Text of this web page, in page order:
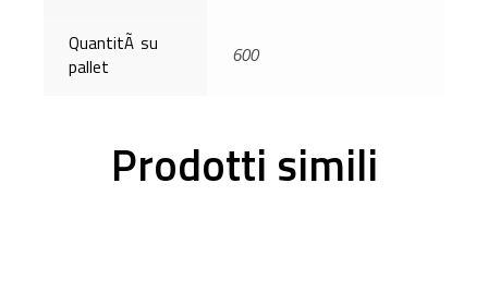
QuantitÃ su
pallet
600
Prodotti simili